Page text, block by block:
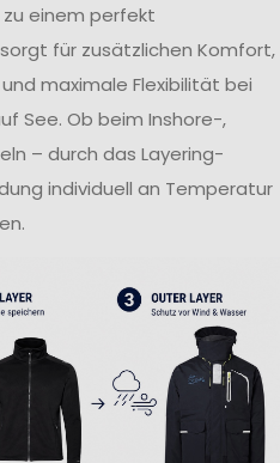
einem perfekt
für zusätzlichen Komfort,
maximale Flexibilität bei
See. Ob beim Inshore-,
– durch das Layering-
individuell an Temperatur